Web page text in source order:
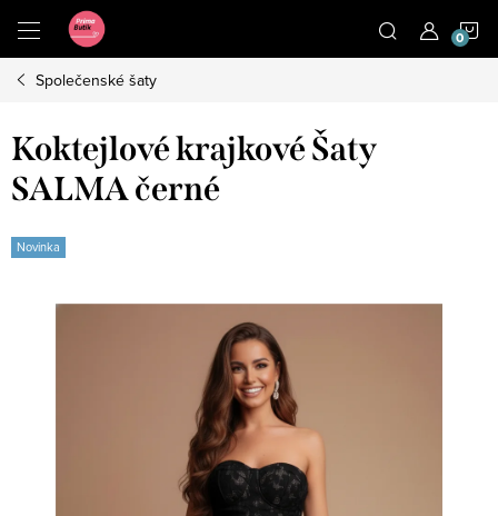
obsah
Společenské šaty
Koktejlové krajkové Šaty
SALMA černé
Novinka